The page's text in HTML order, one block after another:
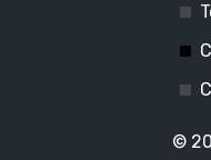
©